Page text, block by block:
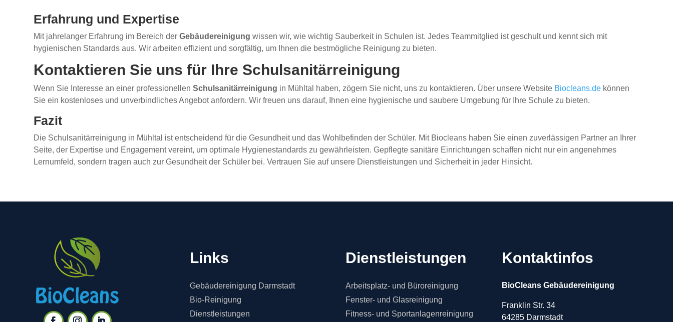
Erfahrung und Expertise
Mit jahrelanger Erfahrung im Bereich derGebäudereinigung wissen wir, wie wichtig Sauberkeit in Schulen ist. Jedes Teammitglied ist geschult und kennt sich mit
hygienischen Standards aus. Wir arbeiten effizient und sorgfältig, um Ihnen die bestmögliche Reinigung zu bieten.
Kontaktieren Sie uns für Ihre Schulsanitärreinigung
Wenn Sie Interesse an einer professionellenSchulsanitärreinigung in Mühltal haben, zögern Sie nicht, uns zu kontaktieren. Über unsere Website Biocleans.de können
Sie ein kostenloses und unverbindliches Angebot anfordern. Wir freuen uns darauf, Ihnen eine hygienische und saubere Umgebung für Ihre Schule zu bieten.
Fazit
Die Schulsanitärreinigung in Mühltal ist entscheidend für die Gesundheit und das Wohlbefinden der Schüler. Mit Biocleans haben Sie einen zuverlässigen Partner an Ihrer
Seite, der Expertise und Engagement vereint, um optimale Hygienestandards zu gewährleisten. Gepflegte sanitäre Einrichtungen schaffen nicht nur ein angenehmes
Lernumfeld, sondern tragen auch zur Gesundheit der Schüler bei. Vertrauen Sie auf unsere Dienstleistungen und Sicherheit in jeder Hinsicht.
Links
Gebäudereinigung Darmstadt
Bio-Reinigung
Dienstleistungen
Dienstleistungen
Arbeitsplatz- und Büroreinigung
Fenster- und Glasreinigung
Fitness- und Sportanlagenreinigung
Kontaktinfos
BioCleans Gebäudereinigung
Franklin Str. 34
64285 Darmstadt